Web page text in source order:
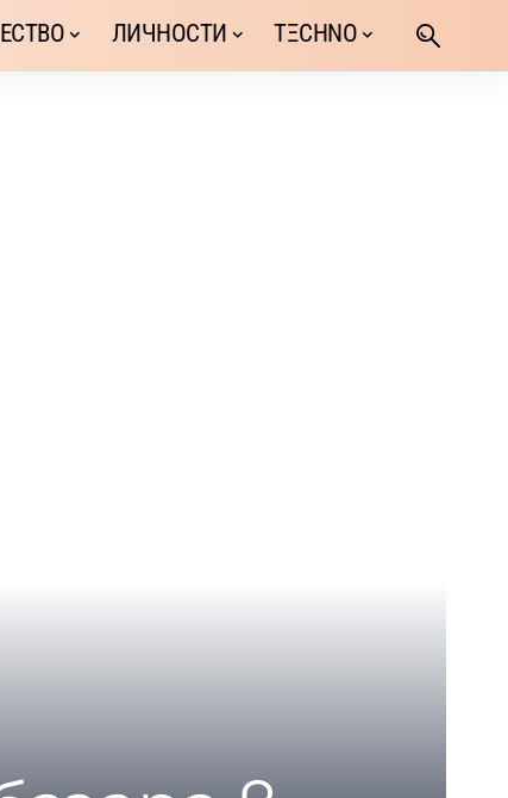
ЛИЧНОСТИ TΞCHNO